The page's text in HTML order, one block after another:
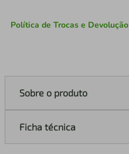
Política de Trocas e Devolução
Sobre o produto
Ficha técnica